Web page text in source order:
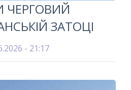
ЧЕРГОВИЙ
ЗАТОЦІ
- 21:17